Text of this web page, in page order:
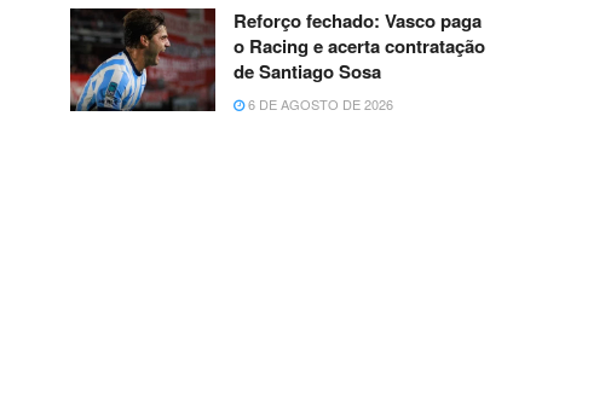
Reforço fechado: Vasco paga
o Racing e acerta contratação
de Santiago Sosa
6 DE AGOSTO DE 2026